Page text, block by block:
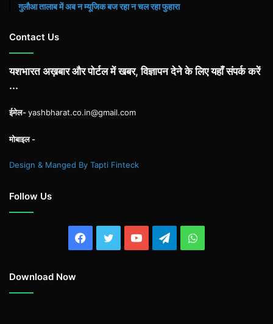
गुलौआ तालाब में अब न म्यूजिक बज रहा न चल रहा फुहारा
Contact Us
यशभारत अख़बार और पोर्टल में खबर, विज्ञापन देने के लिए यहाँ संपर्क करें
...
ईमेल-yashbharat.co.in@gmail.com
मोबाइल -
Design & Manged By Tapti Finteck
Follow Us
Facebook
TwitterYouTubeTelegramWhatsApp
Download Now